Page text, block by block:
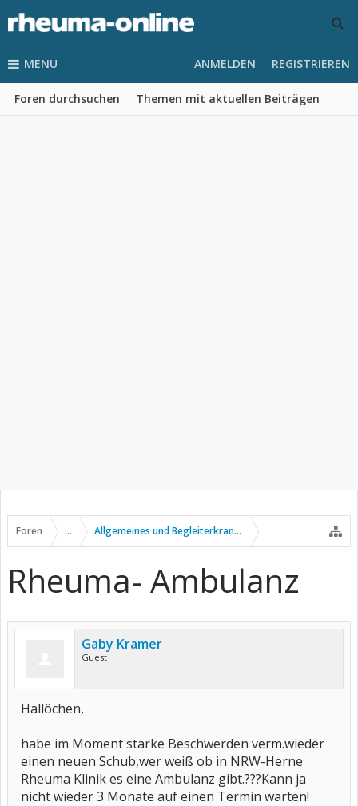
MENU
Foren durchsuchen Themen mit aktuellen Beiträgen
ANMELDEN REGISTRIEREN
Foren ... Allgemeines und Begleiterkrankungen
Rheuma- Ambulanz
Gaby Kramer
Guest
Hallöchen,
habe im Moment starke Beschwerden verm.wieder
einen neuen Schub,wer weiß ob in NRW-Herne
Rheuma Klinik es eine Ambulanz gibt.???Kann ja
nicht wieder 3 Monate auf einen Termin warten!